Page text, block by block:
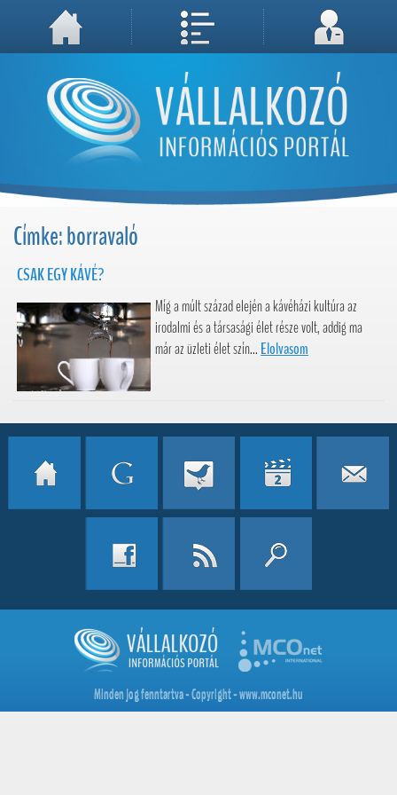
A weboldal használatával Ön elfogadja, hogy Cookie-kat (sütiket) tároljunk számítógépén. A sütik a weboldal megfelelő működéséhez
Megértettem, folytatás...
Címke: borravaló
CSAK EGY KÁVÉ?
Míg a múlt század elején a kávéházi kultúra az
irodalmi és a társasági élet része volt, addig ma
már az üzleti élet szín... Elolvasom
Minden jog fenntartva - Copyright - www.mconet.hu